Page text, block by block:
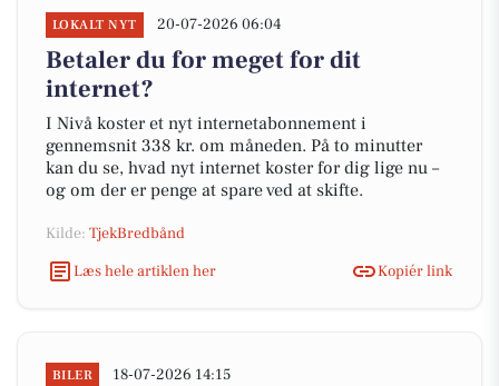
LOKALT NYT 20-07-2026 06:04
Betaler du for meget for dit
internet?
I Nivå koster et nyt internetabonnement i
gennemsnit 338 kr. om måneden. På to minutter
kan du se, hvad nyt internet koster for dig lige nu –
og om der er penge at spare ved at skifte.
Kilde: TjekBredbånd
Læs hele artiklen her
Kopiér link
BILER 18-07-2026 14:15